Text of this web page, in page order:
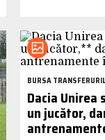
BURSA
Dacia Unirea
un jucător,